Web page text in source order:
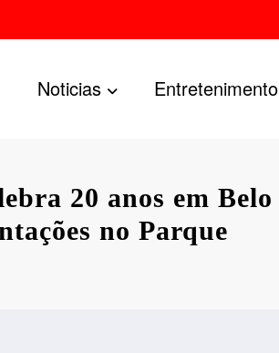
Noticias Entretenimento
20 anos em Belo
no Parque